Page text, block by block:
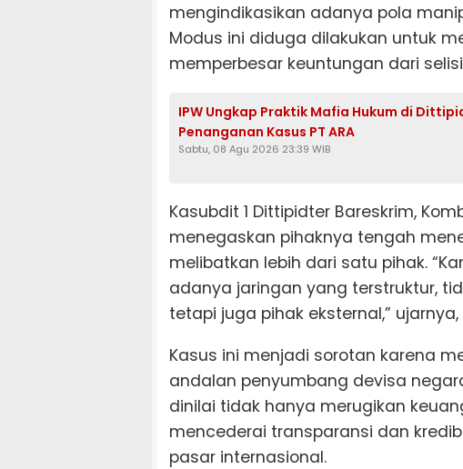
mengindikasikan adanya pola
Modus ini diduga dilakukan untuk
memperbesar keuntungan dari
IPW Ungkap Praktik Mafia Hukum di
Penanganan Kasus PT ARA
Sabtu, 08 Agu 2026 23:39 WIB
Kasubdit 1 Dittipidter Bareskrim,
menegaskan pihaknya tengah
melibatkan lebih dari satu pihak.
adanya jaringan yang terstruktur,
tetapi juga pihak eksternal,”
Kasus ini menjadi sorotan karena
andalan penyumbang devisa
dinilai tidak hanya merugikan
mencederai transparansi dan
pasar internasional.